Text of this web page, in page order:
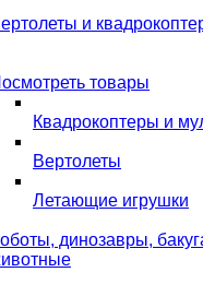
и
товары
Квадрокоптеры и
Вертолеты
Летающие игрушки
динозавры,